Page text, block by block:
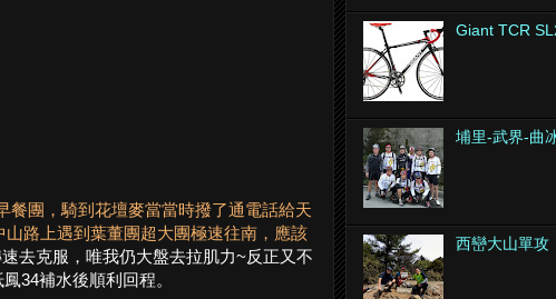
餐團，騎到花壇麥當當時撥了通電話給天
路上遇到葉董團超大團極速往南，應該
去克服，唯我仍大盤去拉肌力~反正又不
34補水後順利回程。
Giant TCR
埔里-武界-曲
西巒大山單攻